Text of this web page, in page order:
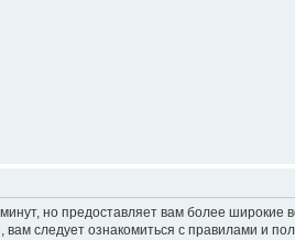
но предоставляет вам более
следует ознакомиться с правилами и